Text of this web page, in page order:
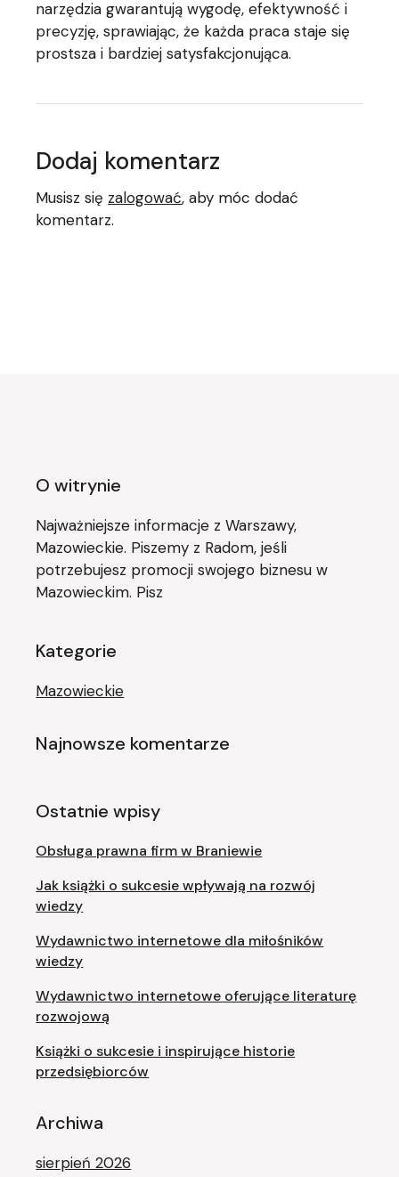
narzędzia gwarantują wygodę, efektywność i
precyzję, sprawiając, że każda praca staje się
prostsza i bardziej satysfakcjonująca.
Dodaj komentarz
Musisz się zalogować, aby móc dodać
komentarz.
O witrynie
Najważniejsze informacje z Warszawy,
Mazowieckie. Piszemy z Radom, jeśli
potrzebujesz promocji swojego biznesu w
Mazowieckim. Pisz
Kategorie
Mazowieckie
Najnowsze komentarze
Ostatnie wpisy
Obsługa prawna firm w Braniewie
Jak książki o sukcesie wpływają na rozwój
wiedzy
Wydawnictwo internetowe dla miłośników
wiedzy
Wydawnictwo internetowe oferujące literaturę
rozwojową
Książki o sukcesie i inspirujące historie
przedsiębiorców
Archiwa
sierpień 2026